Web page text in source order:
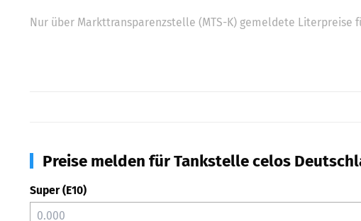
Nur über Markttransparenzstelle (MTS-K) gemeldete Literpreise
Preise melden für Tankstelle celos
Super (E10)